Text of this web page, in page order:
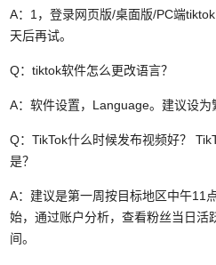
A：1，登录网页版/桌面版/PC端
天后再试。
Q：tiktok软件怎么更改语言？
A：软件设置，Language。建议设为
Q：TikTok什么时候发布视频好？
是？
A： 建议是第一周按目标地区中午11
始，通过账户分析，查看粉丝当日活
间。